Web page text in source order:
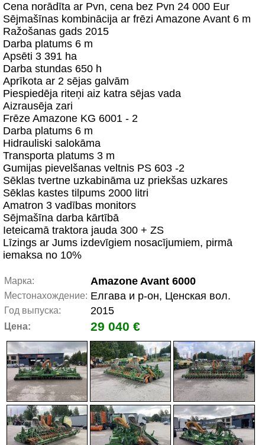
Cena norādīta ar Pvn, cena bez Pvn 24 000 Eur
Sējmašīnas kombinācija ar frēzi Amazone Avant 6 m
Ražošanas gads 2015
Darba platums 6 m
Apsēti 3 391 ha
Darba stundas 650 h
Aprīkota ar 2 sējas galvām
Piespiedēja riteņi aiz katra sējas vada
Aizrausēja zari
Frēze Amazone KG 6001 - 2
Darba platums 6 m
Hidrauliski salokāma
Transporta platums 3 m
Gumijas pievelšanas veltnis PS 603 -2
Sēklas tvertne uzkabināma uz priekšas uzkares
Sēklas kastes tilpums 2000 litri
Amatron 3 vadības monitors
Sējmašīna darba kārtībā
Ieteicamā traktora jauda 300 + ZS
Līzings ar Jums izdevīgiem nosacījumiem, pirmā
iemaksa no 10%
Марка: Amazone Avant 6000
Местонахождение: Елгава и р-он, Ценская вол.
Год выпуска: 2015
Цена: 29 040 €